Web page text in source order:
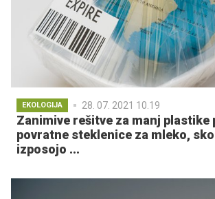
EKOLOGIJA 28. 07. 2021 10.19
Zanimive rešitve za manj plastike
povratne steklenice za mleko,
izposojo ...